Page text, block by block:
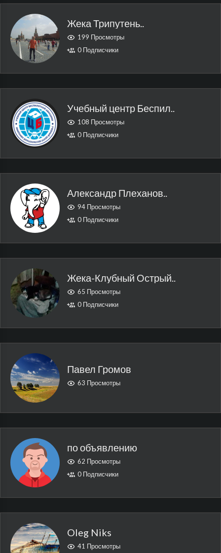
Жека Трипутень..
199 Просмотры
0 Подписчики
Учебный центр Беспил..
108 Просмотры
0 Подписчики
Александр Плеханов..
94 Просмотры
0 Подписчики
Жека-Клубный Острый..
65 Просмотры
0 Подписчики
Павел Громов
63 Просмотры
по объявлению
62 Просмотры
0 Подписчики
Oleg Niks
41 Просмотры